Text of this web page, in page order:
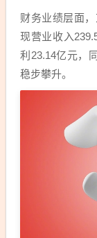
财务业绩层面
现营业收入
利23.14亿元，
稳步攀升。